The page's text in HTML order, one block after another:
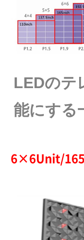
LEDのテ
能にする
6×6Unit/